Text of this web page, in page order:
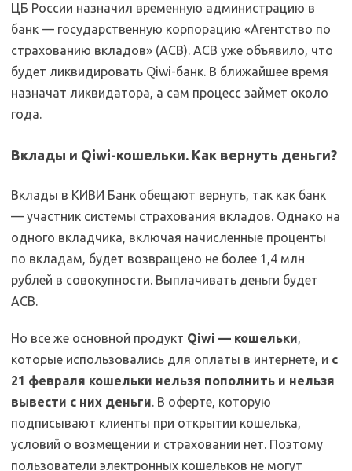
ЦБ России назначил временную администрацию в
банк — государственную корпорацию «Агентство по
страхованию вкладов» (АСВ). АСВ уже объявило, что
будет ликвидировать Qiwi-банк. В ближайшее время
назначат ликвидатора, а сам процесс займет около
года.
Вклады и Qiwi-кошельки. Как вернуть деньги?
Вклады в КИВИ Банк обещают вернуть, так как банк
— участник системы страхования вкладов. Однако на
одного вкладчика, включая начисленные проценты
по вкладам, будет возвращено не более 1,4 млн
рублей в совокупности. Выплачивать деньги будет
АСВ.
Но все же основной продукт Qiwi — кошельки,
которые использовались для оплаты в интернете, и с
21 февраля кошельки нельзя пополнить и нельзя
вывести с них деньги. В оферте, которую
подписывают клиенты при открытии кошелька,
условий о возмещении и страховании нет. Поэтому
пользователи электронных кошельков не могут